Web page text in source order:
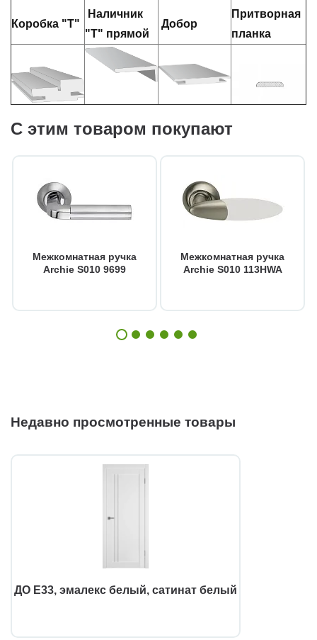
Коробка "Т"
Наличник
"Т" прямой
Добор
Притворная
планка
С этим товаром покупают
Межкомнатная ручка
Archie S010 9699
Межкомнатная ручка
Archie S010 113HWA
Недавно просмотренные товары
ДО E33, эмалекс белый, сатинат белый